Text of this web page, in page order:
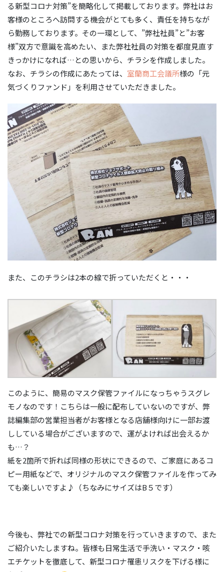
る新型コロナ対策”を簡略化して掲載しております。弊社はお
客様のところへ訪問する機会がとても多く、責任を持ちなが
ら勤務しております。その一環として、”弊社社員”と”お客
様”双方で意識を高めたい、また弊社社員の対策を都度見直す
きっかけになれば…との思いから、チラシを作成しました。
なお、チラシの作成にあたっては、 室蘭商工会議所様の「元
気づくりファンド」を利用させていただきました。
また、このチラシは2本の線で折っていただくと・・・
このように、簡易のマスク保管ファイルになっちゃうスグレ
モノなのです！こちらは一般に配布していないのですが、弊
誌編集部の営業担当者がお客様となる店舗様向けに一部お渡
ししている場合がございますので、運がよければ出会えるか
も…？
紙を2箇所で折れば同様の形状にできるので、ご家庭にあるコ
ピー用紙などで、オリジナルのマスク保管ファイルを作ってみ
ても楽しいですよ♪（ちなみにサイズはB５です）
今後も、弊社での新型コロナ対策を行っていきますので、また
ご紹介いたしますね。皆様も日常生活で手洗い・マスク・咳
エチケットを徹底して、新型コロナ罹患リスクを下げる様に